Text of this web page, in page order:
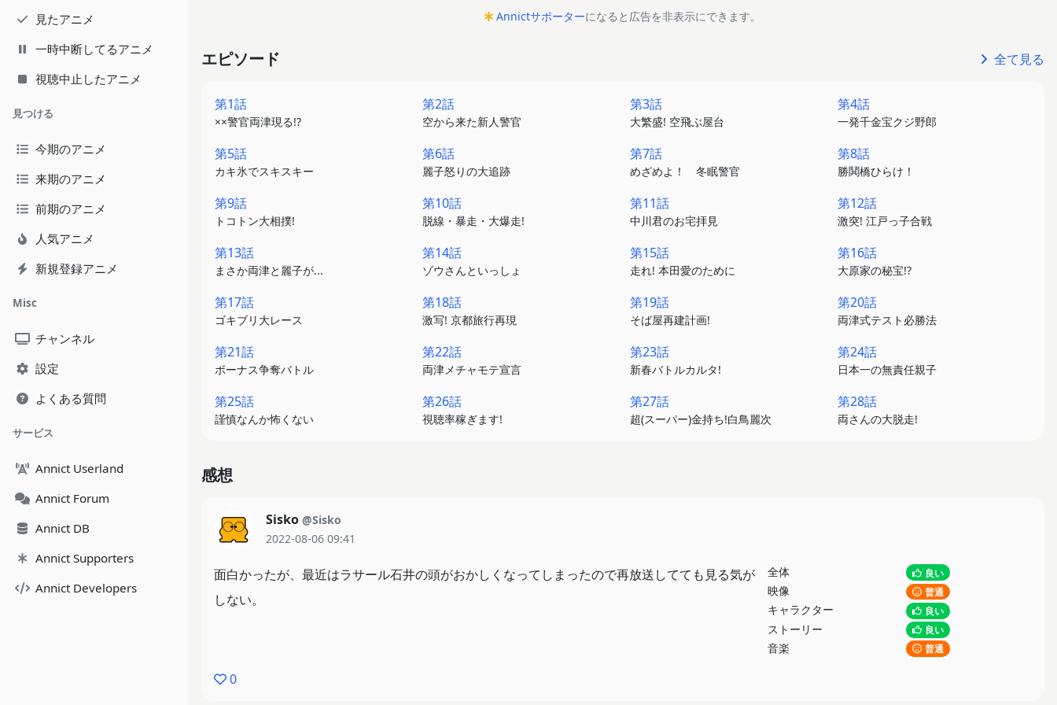
見たアニメ
一時中断してるアニメ
視聴中止したアニメ
見つける
今期のアニメ
来期のアニメ
前期のアニメ
人気アニメ
新規登録アニメ
Misc
チャンネル
設定
よくある質問
サービス
Annict Userland
Annict Forum
Annict DB
Annict Supporters
Annict Developers
Annictサポーターになると広告を非表示にできます。
エピソード 全て見る
第1話
××警官両津現る!?
第2話
空から来た新人警官
第3話
大繁盛! 空飛ぶ屋台
第4話
一発千金宝クジ野郎
第5話
カキ氷でスキスキー
第6話
麗子怒りの大追跡
第7話
めざめよ！ 冬眠警官
第8話
勝鬨橋ひらけ！
第9話
トコトン大相撲!
第10話
脱線・暴走・大爆走!
第11話
中川君のお宅拝見
第12話
激突! 江戸っ子合戦
第13話
まさか両津と麗子が...
第14話
ゾウさんといっしょ
第15話
走れ! 本田愛のために
第16話
大原家の秘宝!?
第17話
ゴキブリ大レース
第18話
激写! 京都旅行再現
第19話
そば屋再建計画!
第20話
両津式テスト必勝法
第21話
ボーナス争奪バトル
第22話
両津メチャモテ宣言
第23話
新春バトルカルタ!
第24話
日本一の無責任親子
第25話
謹慎なんか怖くない
第26話
視聴率稼ぎます!
第27話
超(スーパー)金持ち!白鳥麗次
第28話
両さんの大脱走!
感想
Sisko @Sisko
2022-08-06 09:41
全体 良い
映像 普通
キャラクター 良い
ストーリー 良い
音楽 普通
面白かったが、最近はラサール石井の頭がおかしくなってしまったので再放送してても見る気が
しない。
0